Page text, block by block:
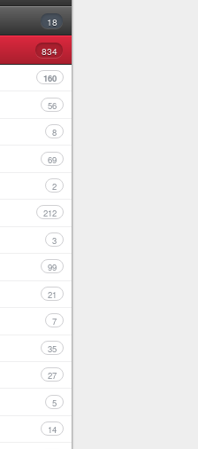
18
834
160
56
8
69
2
212
3
99
21
7
35
27
5
14